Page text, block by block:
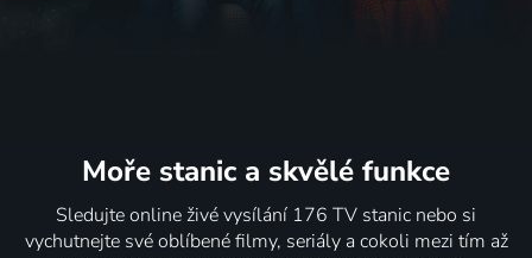
Moře stanic a skvělé funkce
Sledujte online živé vysílání 176 TV stanic nebo si
vychutnejte své oblíbené filmy, seriály a cokoli mezi tím až